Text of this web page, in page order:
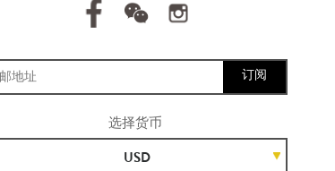
订阅
选择货币
USD